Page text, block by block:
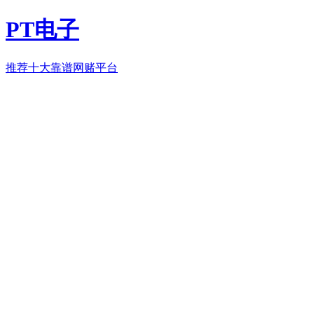
PT电子
推荐十大靠谱网赌平台